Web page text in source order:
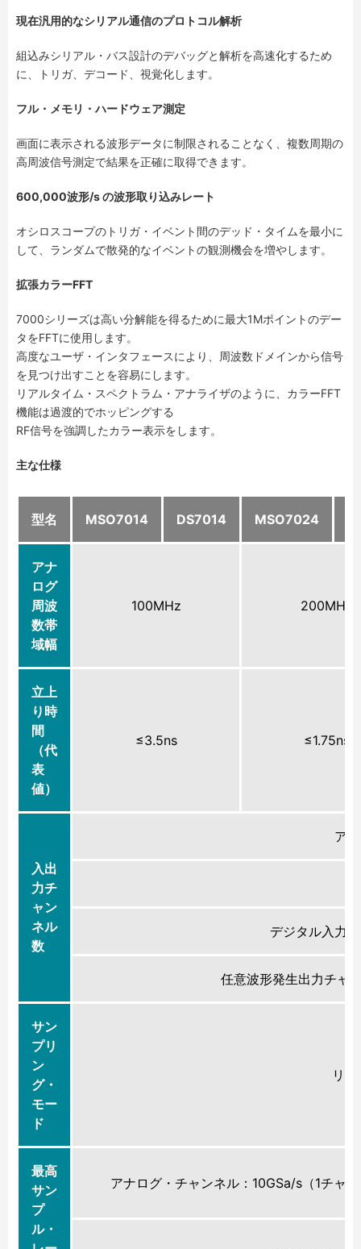
現在汎用的なシリアル通信のプロトコル解析
組込みシリアル・バス設計のデバッグと解析を高速化するため
に、トリガ、デコード、視覚化します。
フル・メモリ・ハードウェア測定
画面に表示される波形データに制限されることなく、複数周期の
高周波信号測定で結果を正確に取得できます。
600,000波形/s の波形取り込みレート
オシロスコープのトリガ・イベント間のデッド・タイムを最小に
して、ランダムで散発的なイベントの観測機会を増やします。
拡張カラーFFT
7000シリーズは高い分解能を得るために最大1Mポイントのデー
タをFFTに使用します。
高度なユーザ・インタフェースにより、周波数ドメインから信号
を見つけ出すことを容易にします。
リアルタイム・スペクトラム・アナライザのように、カラーFFT
機能は過渡的でホッピングする
RF信号を強調したカラー表示をします。
主な仕様
型名 MSO7014 DS7014 MSO7024
アナ
ログ
周波
数帯
域幅
100MHz 200MHz
立上
り時
間
（代
表
値）
≤3.5ns ≤1.75ns
入出
力チ
ャン
ネル
数
ア
デジタル入力
任意波形発生出力チャ
サン
プリ
ン
グ・
モー
ド
リ
最高
サン
プ
ル・
アナログ・チャンネル：10GSa/s（1チャ